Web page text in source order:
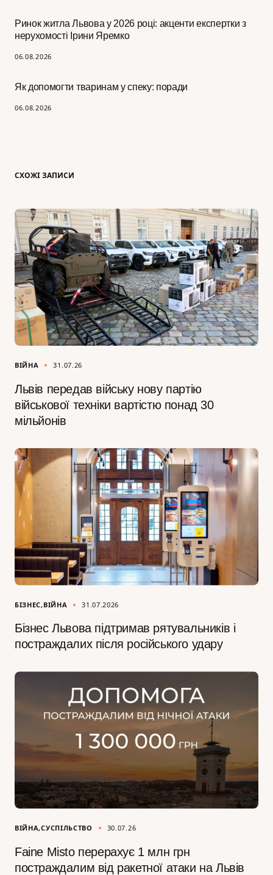
Ринок житла Львова у 2026 році: акценти експертки з
нерухомості Ірини Яремко
06.08.2026
Як допомогти тваринам у спеку: поради
06.08.2026
СХОЖІ ЗАПИСИ
ВІЙНА 31.07.26
Львів передав війську нову партію
військової техніки вартістю понад 30
мільйонів
БІЗНЕС ВІЙНА 31.07.2026
Бізнес Львова підтримав рятувальників і
постраждалих після російського удару
ВІЙНА СУСПІЛЬСТВО 30.07.26
Faine Misto перерахує 1 млн грн
постраждалим від ракетної атаки на Львів